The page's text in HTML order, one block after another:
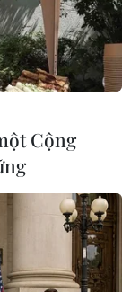
tức
sự
Fiji
Cộng